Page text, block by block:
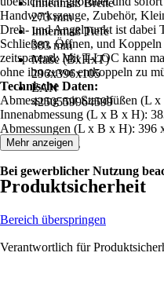
Innenmaß Breite
273 mm
Innenmaß Tiefe
383 mm
Maße (BxHxT)
296x396x105
EAN
4250559964599
Handwerkszeuge, Zubehör,
Dreh- und Angelpunkt ist dabei
Schließen, Öffnen, und
zeitsparend: Mit T-LOC kann
ohne ihn zuvor entkoppeln zu
Technische Daten:
Abmessung mit Standfüßen (L
Innenabmessung (L x B x H):
Abmessungen (L x B x H): 396
Gewicht: 1,3 kg
Bei gewerblicher Nutzung
Mehr anzeigen
Produktsicherheit
Bereich überspringen
Verantwortlich für